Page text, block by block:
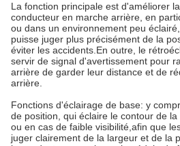
La fonction principale est d'améliorer
conducteur en marche arrière, en
ou dans un environnement peu
puisse juger plus précisément de la
éviter les accidents. En outre, le
servir de signal d'avertissement pour
arrière de garder leur distance et de
arrière.
Fonctions d'éclairage de base: y
de position, qui éclaire le contour de
ou en cas de faible visibilité,afin que
juger clairement de la largeur et de la